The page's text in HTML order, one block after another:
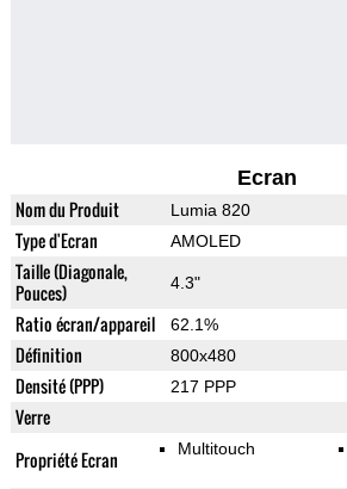
Ecran
Nom du Produit Lumia 820
Type d'Ecran AMOLED
Taille (Diagonale,
Pouces)
4.3"
Ratio écran/appareil 62.1%
Définition 800x480
Densité (PPP) 217 PPP
Verre
Propriété Ecran Multitouch